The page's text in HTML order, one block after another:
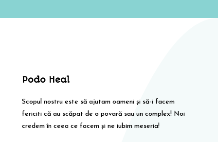
Podo Heal
Scopul nostru este să ajutam oameni și să-i facem
fericiti că au scăpat de o povară sau un complex! Noi
credem în ceea ce facem și ne iubim meseria!